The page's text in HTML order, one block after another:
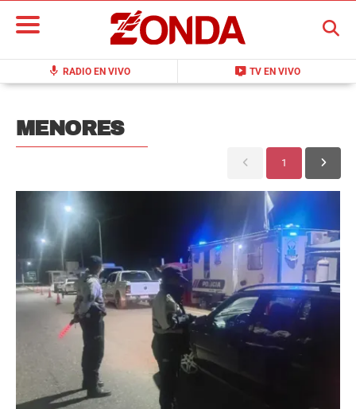
mic RADIO EN VIVO live_tv TV EN VIVO
BUSCAR
MENORES
1